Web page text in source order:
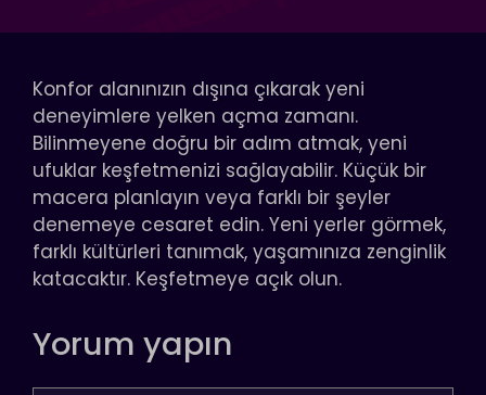
Konfor alanınızın dışına çıkarak yeni
deneyimlere yelken açma zamanı.
Bilinmeyene doğru bir adım atmak, yeni
ufuklar keşfetmenizi sağlayabilir. Küçük bir
macera planlayın veya farklı bir şeyler
denemeye cesaret edin. Yeni yerler görmek,
farklı kültürleri tanımak, yaşamınıza zenginlik
katacaktır. Keşfetmeye açık olun.
Yorum yapın